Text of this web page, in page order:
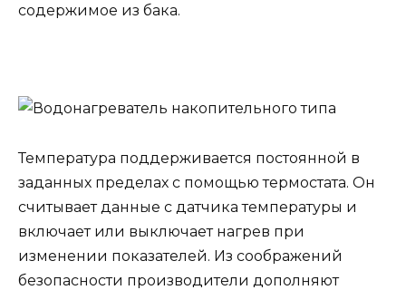
содержимое из бака.
Температура поддерживается постоянной в
заданных пределах с помощью термостата. Он
считывает данные с датчика температуры и
включает или выключает нагрев при
изменении показателей. Из соображений
безопасности производители дополняют